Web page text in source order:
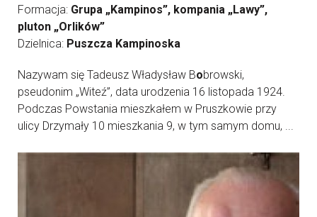
Formacja: Grupa „Kampinos”, kompania „Lawy”,
pluton „Orlików”
Dzielnica: Puszcza Kampinoska
Nazywam się Tadeusz Władysław Bobrowski,
pseudonim „Witeź”, data urodzenia 16 listopada 1924.
Podczas Powstania mieszkałem w Pruszkowie przy
ulicy Drzymały 10 mieszkania 9, w tym samym domu, ...